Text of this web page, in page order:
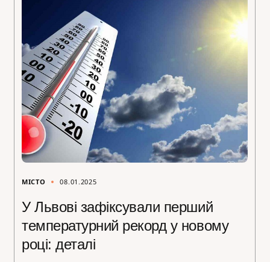
МІСТО 08.01.2025
У Львові зафіксували перший
температурний рекорд у новому
році: деталі